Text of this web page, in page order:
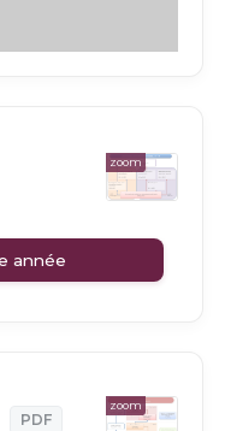
zoom
année
PDF
zoom